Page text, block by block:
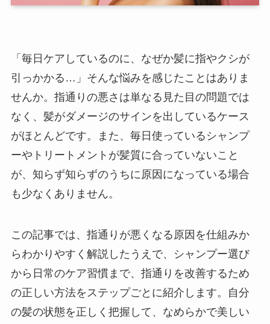
「毎日ケアしているのに、なぜか髪に指やクシが
引っかかる…」そんな悩みを感じたことはありま
せんか。指通りの悪さは単なる見た目の問題では
なく、髪がダメージのサインを出しているケース
がほとんどです。また、毎日使っているシャンプ
ーやトリートメントが髪質に合っていないこと
が、知らず知らずのうちに原因になっている場合
も少なくありません。
この記事では、指通りが悪くなる原因を仕組みか
らわかりやすく解説したうえで、シャンプー選び
から日常のケア習慣まで、指通りを改善するため
の正しい方法をステップごとに紹介します。自分
の髪の状態を正しく把握して、なめらかで美しい